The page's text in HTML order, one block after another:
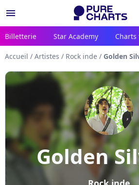
menu
Billetterie Star Academy Charts
Accueil / Artistes / Rock inde / Golden
Golden